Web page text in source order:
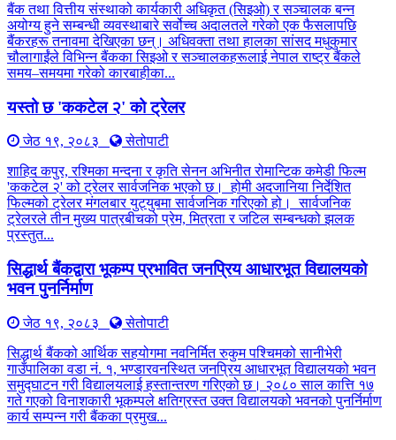
बैंक तथा वित्तीय संस्थाको कार्यकारी अधिकृत (सिइओ) र सञ्चालक बन्न
अयोग्य हुने सम्बन्धी व्यवस्थाबारे सर्वोच्च अदालतले गरेको एक फैसलापछि
बैंकरहरू तनावमा देखिएका छन्। अधिवक्ता तथा हालका सांसद मधुकुमार
चौलागाईंले विभिन्न बैंकका सिइओ र सञ्चालकहरूलाई नेपाल राष्ट्र बैंकले
समय–समयमा गरेको कारबाहीका...
यस्तो छ 'ककटेल २' को ट्रेलर
जेठ १९, २०८३
सेतोपाटी
शाहिद कपुर, रश्मिका मन्दना र कृति सेनन अभिनीत रोमान्टिक कमेडी फिल्म
'ककटेल २' को ट्रेलर सार्वजनिक भएको छ। होमी अदजानिया निर्देशित
फिल्मको ट्रेलर मंगलबार युट्युबमा सार्वजनिक गरिएको हो। सार्वजनिक
ट्रेलरले तीन मुख्य पात्रबीचको प्रेम, मित्रता र जटिल सम्बन्धको झलक
प्रस्तुत...
सिद्धार्थ बैंकद्वारा भूकम्प प्रभावित जनप्रिय आधारभूत विद्यालयको
भवन पुनर्निर्माण
जेठ १९, २०८३
सेतोपाटी
सिद्धार्थ बैंकको आर्थिक सहयोगमा नवनिर्मित रुकुम पश्चिमको सानीभेरी
गाउँपालिका वडा नं. १, भण्डारवनस्थित जनप्रिय आधारभूत विद्यालयको भवन
समुद्घाटन गरी विद्यालयलाई हस्तान्तरण गरिएको छ। २०८० साल कात्ति १७
गते गएको विनाशकारी भूकम्पले क्षतिग्रस्त उक्त विद्यालयको भवनको पुनर्निर्माण
कार्य सम्पन्न गरी बैंकका प्रमुख...